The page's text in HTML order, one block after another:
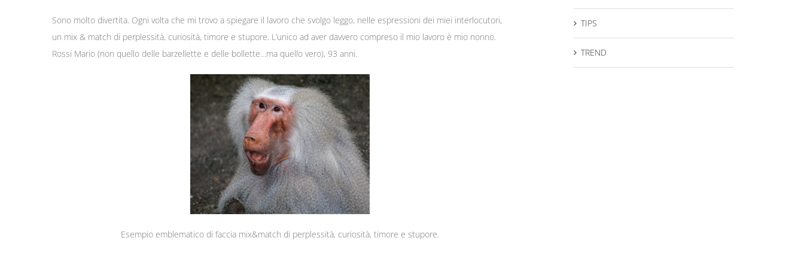
Sono molto divertita. Ogni volta che mi trovo a spiegare il lavoro che svolgo leggo, nelle espressioni dei miei interlocutori,
un mix & match di perplessità, curiosità, timore e stupore. L’unico ad aver davvero compreso il mio lavoro è mio nonno.
Rossi Mario (non quello delle barzellette e delle bollette…ma quello vero), 93 anni.
Esempio emblematico di faccia mix&match di perplessità, curiosità, timore e stupore.
TIPS
TREND